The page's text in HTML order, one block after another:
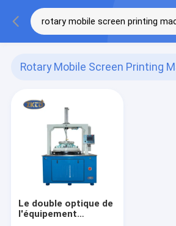
Rotary Mobile Screen Printing
Le double optique de
l'équipement